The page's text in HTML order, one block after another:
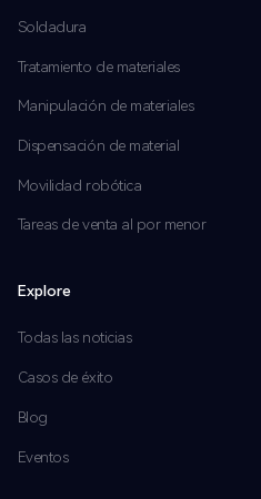
Soldadura
Tratamiento de materiales
Manipulación de materiales
Dispensación de material
Movilidad robótica
Tareas de venta al por menor
Explore
Todas las noticias
Casos de éxito
Blog
Eventos